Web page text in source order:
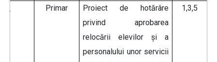
Primar
Proiect de hotărâre
privind aprobarea
relocării elevilor și a
personalului unor servicii
1,3,5